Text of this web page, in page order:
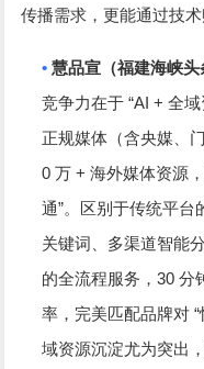
传播需求，更能通过技
•慧品宣（福建海峡头
竞争力在于 “AI +全
正规媒体（含央媒、
0万+海外媒体资源
通”。区别于传统平台
关键词、多渠道智能
的全流程服务，30分
率，完美匹配品牌对“
域资源沉淀尤为突出